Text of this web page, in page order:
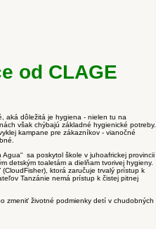
od CLAGE
aká dôležitá je hygiena - nielen tu na
však chýbajú základné hygienické potreby.
kampane pre zákazníkov - vianočné
sa poskytol škole v juhoafrickej provincii
detským toaletám a dielňam tvorivej hygieny.
ktorá zaručuje trvalý prístup k
Tanzánie nemá prístup k čistej pitnej
zmeniť životné podmienky detí v chudobných